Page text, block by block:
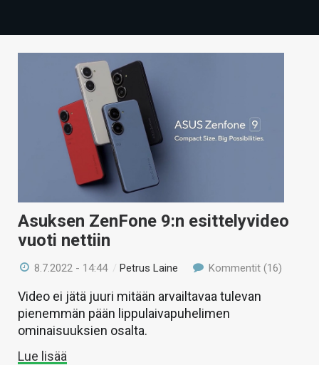
TECHBBS
VAIHDA TEEMA
HAKU
Asuksen ZenFone 9:n esittelyvideo
vuoti nettiin
8.7.2022 - 14:44 /Petrus Laine Kommentit (16)
Video ei jätä juuri mitään arvailtavaa tulevan
pienemmän pään lippulaivapuhelimen
ominaisuuksien osalta.
Lue lisää